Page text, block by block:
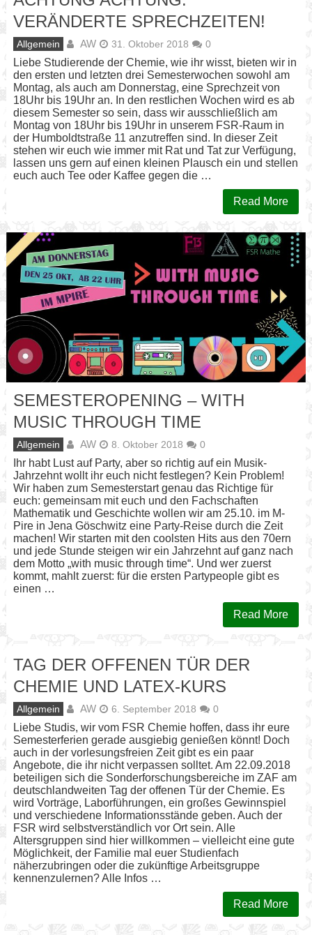
VERÄNDERTE SPRECHZEITEN!
Allgemein AW 31. Oktober 2018 0
Liebe Studierende der Chemie, wie ihr wisst, bieten wir in
den ersten und letzten drei Semesterwochen sowohl am
Montag, als auch am Donnerstag, eine Sprechzeit von
18Uhr bis 19Uhr an. In den restlichen Wochen wird es ab
diesem Semester so sein, dass wir ausschließlich am
Montag von 18Uhr bis 19Uhr in unserem FSR-Raum in
der Humboldtstraße 11 anzutreffen sind. In dieser Zeit
stehen wir euch wie immer mit Rat und Tat zur Verfügung,
lassen uns gern auf einen kleinen Plausch ein und stellen
euch auch Tee oder Kaffee gegen die …
Read More
SEMESTEROPENING – WITH
MUSIC THROUGH TIME
Allgemein AW 8. Oktober 2018 0
Ihr habt Lust auf Party, aber so richtig auf ein Musik-
Jahrzehnt wollt ihr euch nicht festlegen? Kein Problem!
Wir haben zum Semesterstart genau das Richtige für
euch: gemeinsam mit euch und den Fachschaften
Mathematik und Geschichte wollen wir am 25.10. im M-
Pire in Jena Göschwitz eine Party-Reise durch die Zeit
machen! Wir starten mit den coolsten Hits aus den 70ern
und jede Stunde steigen wir ein Jahrzehnt auf ganz nach
dem Motto „with music through time“. Und wer zuerst
kommt, mahlt zuerst: für die ersten Partypeople gibt es
einen …
Read More
TAG DER OFFENEN TÜR DER
CHEMIE UND LATEX-KURS
Allgemein AW 6. September 2018 0
Liebe Studis, wir vom FSR Chemie hoffen, dass ihr eure
Semesterferien gerade ausgiebig genießen könnt! Doch
auch in der vorlesungsfreien Zeit gibt es ein paar
Angebote, die ihr nicht verpassen solltet. Am 22.09.2018
beteiligen sich die Sonderforschungsbereiche im ZAF am
deutschlandweiten Tag der offenen Tür der Chemie. Es
wird Vorträge, Laborführungen, ein großes Gewinnspiel
und verschiedene Informationsstände geben. Auch der
FSR wird selbstverständlich vor Ort sein. Alle
Altersgruppen sind hier willkommen – vielleicht eine gute
Möglichkeit, der Familie mal euer Studienfach
näherzubringen oder die zukünftige Arbeitsgruppe
kennenzulernen? Alle Infos …
Read More